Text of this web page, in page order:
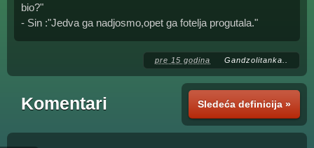
bio?"
- Sin :"Jedva ga nadjosmo,opet ga fotelja progutala."
pre 15 godina Gandzolitanka..
Sledeća definicija »
Komentari